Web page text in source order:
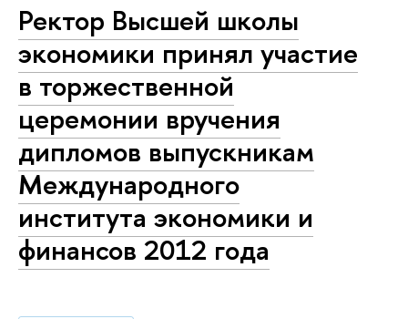
Ректор Высшей школы
экономики принял участие
в торжественной
церемонии вручения
дипломов выпускникам
Международного
института экономики и
финансов 2012 года